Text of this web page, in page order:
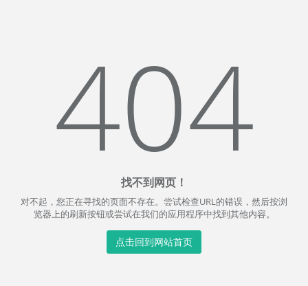
404
找不到网页！
对不起，您正在寻找的页面不存在。尝试检查URL的错误，然后按浏
览器上的刷新按钮或尝试在我们的应用程序中找到其他内容。
点击回到网站首页